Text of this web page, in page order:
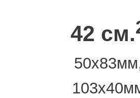
42 см.